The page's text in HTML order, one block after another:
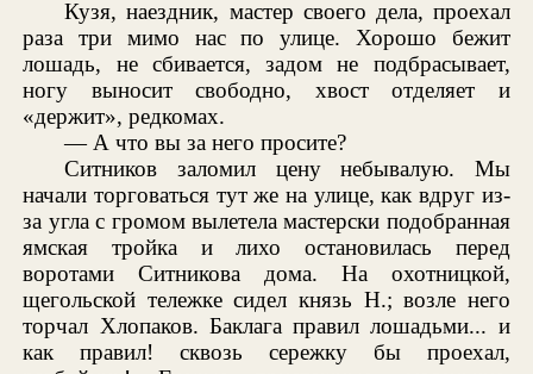
Кузя, наездник, мастер своего дела, проехал
раза три мимо нас по улице. Хорошо бежит
лошадь, не сбивается, задом не подбрасывает,
ногу выносит свободно, хвост отделяет и
«держит», редкомах.
— А что вы за него просите?
Ситников заломил цену небывалую. Мы
начали торговаться тут же на улице, как вдруг из-
за угла с громом вылетела мастерски подобранная
ямская тройка и лихо остановилась перед
воротами Ситникова дома. На охотницкой,
щегольской тележке сидел князь Н.; возле него
торчал Хлопаков. Баклага правил лошадьми... и
как правил! сквозь сережку бы проехал,